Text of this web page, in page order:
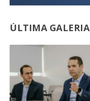
ÚLTIMA GALERIA